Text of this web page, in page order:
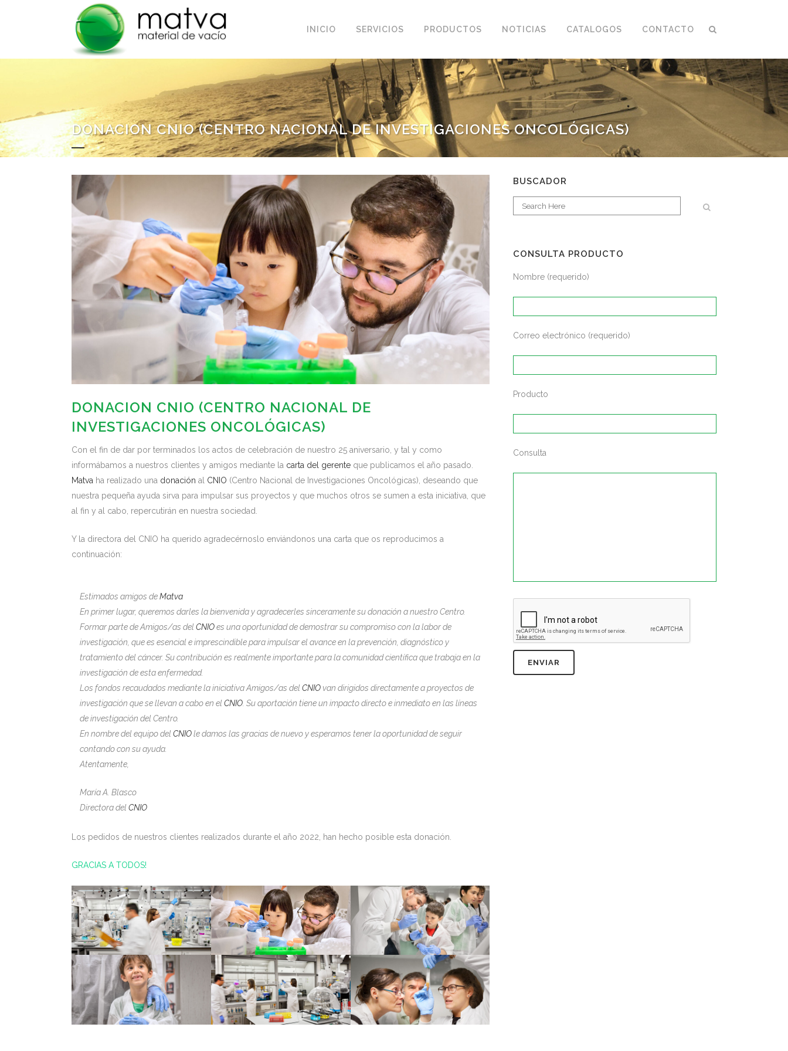
INICIO SERVICIOS PRODUCTOS NOTICIAS CATALOGOS CONTACTO
DONACION CNIO (CENTRO NACIONAL DE INVESTIGACIONES ONCOLÓGICAS)
DONACION CNIO (CENTRO NACIONAL DE
INVESTIGACIONES ONCOLÓGICAS)
Con el fin de dar por terminados los actos de celebración de nuestro 25 aniversario, y tal y como
informábamos a nuestros clientes y amigos mediante la carta del gerente que publicamos el año pasado.
Matva ha realizado una donación al CNIO (Centro Nacional de Investigaciones Oncológicas), deseando que
nuestra pequeña ayuda sirva para impulsar sus proyectos y que muchos otros se sumen a esta iniciativa, que
al fin y al cabo, repercutirán en nuestra sociedad.
Y la directora del CNIO ha querido agradecérnoslo enviándonos una carta que os reproducimos a
continuación:
Estimados amigos deMatva
En primer lugar, queremos darles la bienvenida y agradecerles sinceramente su donación a nuestro Centro.
Formar parte de Amigos/as del CNIOes una oportunidad de demostrar su compromiso con la labor de
investigación, que es esencial e imprescindible para impulsar el avance en la prevención, diagnóstico y
tratamiento del cáncer. Su contribución es realmente importante para la comunidad científica que trabaja en la
investigación de esta enfermedad.
Los fondos recaudados mediante la iniciativa Amigos/as del CNIO van dirigidos directamente a proyectos de
investigación que se llevan a cabo en el CNIO . Su aportación tiene un impacto directo e inmediato en las líneas
de investigación del Centro.
En nombre del equipo del CNIOle damos las gracias de nuevo y esperamos tener la oportunidad de seguir
contando con su ayuda.
Atentamente,
María A. Blasco
Directora del CNIO
Los pedidos de nuestros clientes realizados durante el año 2022, han hecho posible esta donación.
GRACIAS A TODOS!
BUSCADOR
CONSULTA PRODUCTO
Nombre (requerido)
Correo electrónico (requerido)
Producto
Consulta